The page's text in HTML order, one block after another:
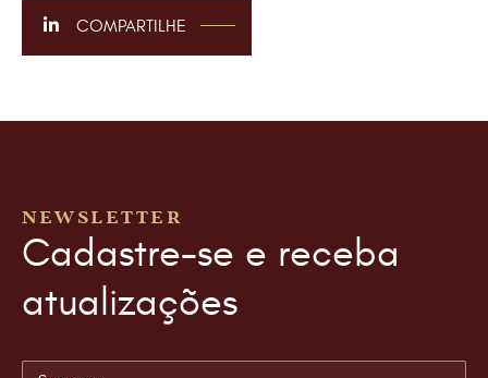
COMPARTILHE
NEWSLETTER
Cadastre-se e receba
atualizações